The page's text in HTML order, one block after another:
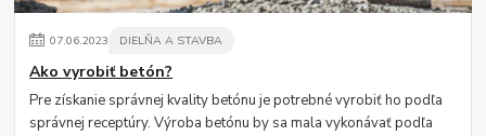
07.06.2023 DIELŇA A STAVBA
Ako vyrobiť betón?
Pre získanie správnej kvality betónu je potrebné vyrobiť ho podľa
správnej receptúry. Výroba betónu by sa mala vykonávať podľa